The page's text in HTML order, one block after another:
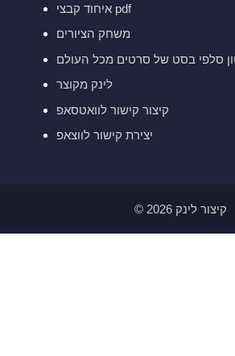
איחוד קבצי pdf
משחק הציורים
סלפי בסט של סרטים מכל העולם
לינק מקוצר
קיצור קישור לוואטסאפ
יצירת קישור לווצאפ
© 2026 קיצור לינק